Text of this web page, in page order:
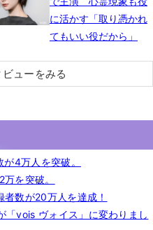
に活かす「取り憑かれ
てもいい役だから」
ューをみる
4万人を突破。
を突破。
数が20万人を達成！
vois ヴォイス」に変わりまし